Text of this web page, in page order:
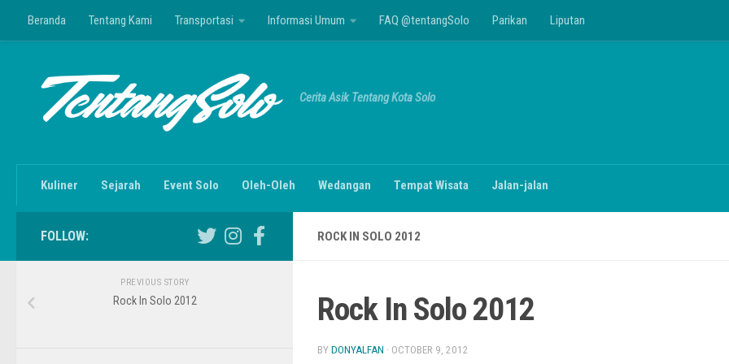
Skip to content
Beranda Tentang Kami Transportasi Informasi Umum FAQ @tentangSolo Parikan Liputan
Cerita Asik Tentang Kota Solo
Kuliner Sejarah Event Solo Oleh-Oleh Wedangan Tempat Wisata Jalan-jalan
ROCK IN SOLO 2012
Rock In Solo 2012
BY DONYALFAN · OCTOBER 9, 2012
FOLLOW:
PREVIOUS STORY
Rock In Solo 2012